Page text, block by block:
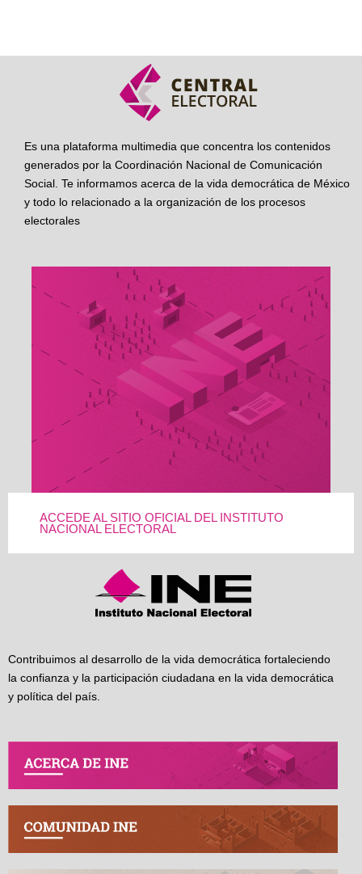
Es una plataforma multimedia que concentra los contenidos
generados por la Coordinación Nacional de Comunicación
Social. Te informamos acerca de la vida democrática de México
y todo lo relacionado a la organización de los procesos
electorales
ACCEDE AL SITIO OFICIAL DEL INSTITUTO
NACIONAL ELECTORAL
Contribuimos al desarrollo de la vida democrática fortaleciendo
la confianza y la participación ciudadana en la vida democrática
y política del país.